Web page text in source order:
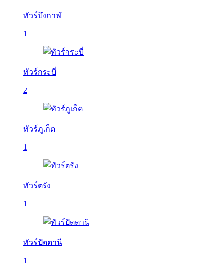
ทัวร์บึงกาฬ
1
ทัวร์กระบี่
2
ทัวร์ภูเก็ต
1
ทัวร์ตรัง
1
ทัวร์ปัตตานี
1